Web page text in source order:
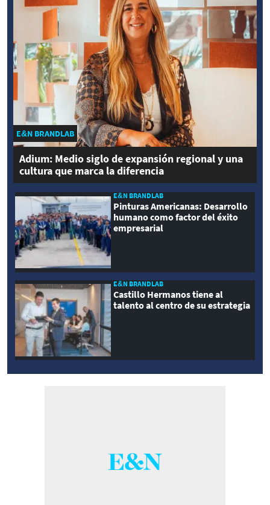
E&N BRANDLAB
Adium: Medio siglo de expansión regional y una
cultura que marca la diferencia
E&N BRANDLAB
Pinturas Americanas: Desarrollo
humano como factor del éxito
empresarial
E&N BRANDLAB
Castillo Hermanos tiene al
talento al centro de su estrategia